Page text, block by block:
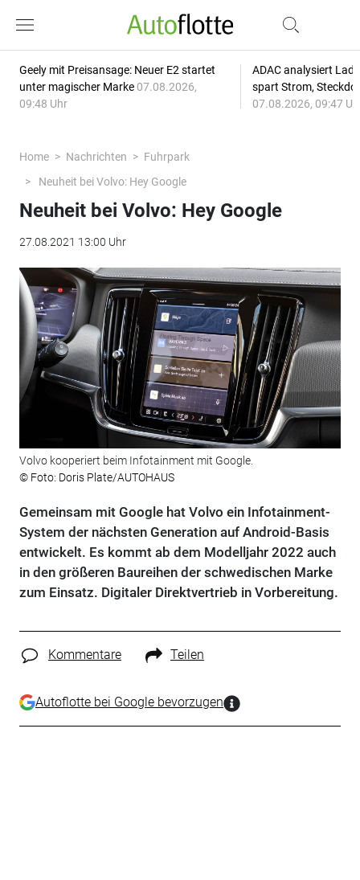
Geely mit Preisansage: Neuer E2 startet
unter magischer Marke 07.08.2026,
09:48 Uhr
ADAC analysiert
spart Strom,
07.08.2026, 09:47
Home Nachrichten
Fuhrpark
Neuheit bei Volvo: Hey Google
Neuheit bei Volvo: Hey Google
27.08.2021 13:00 Uhr
Volvo kooperiert beim Infotainment mit Google.
© Foto: Doris Plate/AUTOHAUS
Gemeinsam mit Google hat Volvo ein Infotainment-
System der nächsten Generation auf Android-Basis
entwickelt. Es kommt ab dem Modelljahr 2022 auch
in den größeren Baureihen der schwedischen Marke
zum Einsatz. Digitaler Direktvertrieb in Vorbereitung.
Kommentare Teilen
Autoflotte bei Google bevorzugen